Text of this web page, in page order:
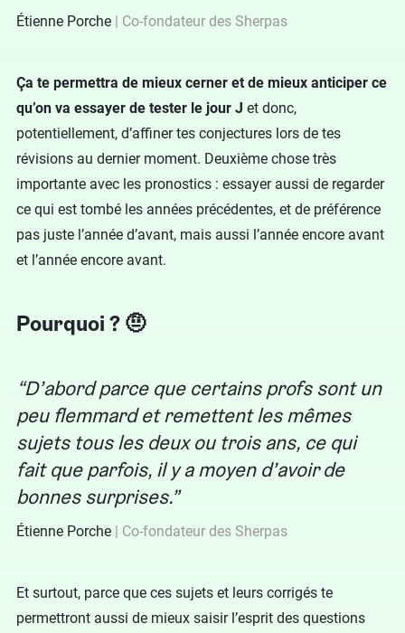
Étienne Porche Co-fondateur des Sherpas
Ça te permettra de mieux cerner et de mieux anticiper ce
qu’on va essayer de tester le jour J et donc,
potentiellement, d’affiner tes conjectures lors de tes
révisions au dernier moment. Deuxième chose très
importante avec les pronostics : essayer aussi de regarder
ce qui est tombé les années précédentes, et de préférence
pas juste l’année d’avant, mais aussi l’année encore avant
et l’année encore avant.
Pourquoi ? 🤨
D’abord parce que certains profs sont un
peu flemmard et remettent les mêmes
sujets tous les deux ou trois ans, ce qui
fait que parfois, il y a moyen d’avoir de
bonnes surprises.
Étienne Porche Co-fondateur des Sherpas
Et surtout, parce que ces sujets et leurs corrigés te
permettront aussi de mieux saisir l’esprit des questions